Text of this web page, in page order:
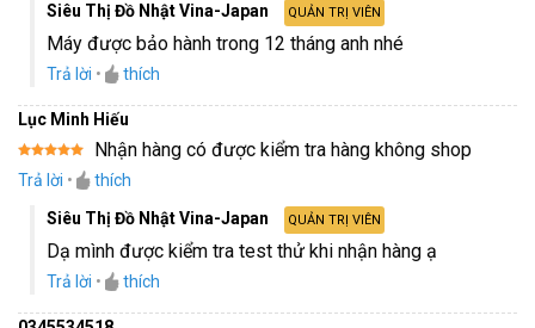
Siêu Thị Đồ Nhật Vina-Japan
QUẢN TRỊ VIÊN
Máy được bảo hành trong 12 tháng anh nhé
Trả lời • thích
Lục Minh Hiếu
Được xếp
hạng5 5
Nhận hàng có được kiểm tra hàng không shop
Trả lời •
thích
Siêu Thị Đồ Nhật Vina-Japan
QUẢN TRỊ VIÊN
Dạ mình được kiểm tra test thử khi nhận hàng ạ
Trả lời • thích